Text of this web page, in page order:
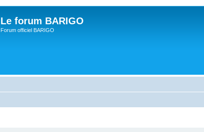
Le forum BARIGO
Forum officiel BARIGO